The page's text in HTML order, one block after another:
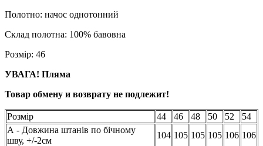
Полотно: начос однотонний
Склад полотна: 100% бавовна
Розмір: 46
УВАГА! Пляма
Товар обмену и возврату не подлежит!
Розмір 44 46 48 50 52
54
А - Довжина штанів по бічному
шву, +/-2см
104 105 105 105 106 106